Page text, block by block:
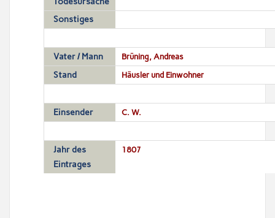
Sonstiges
Vater / Mann Brüning, Andreas
Stand Häusler und Einwohner
Einsender C. W.
Jahr des
Eintrages
1807